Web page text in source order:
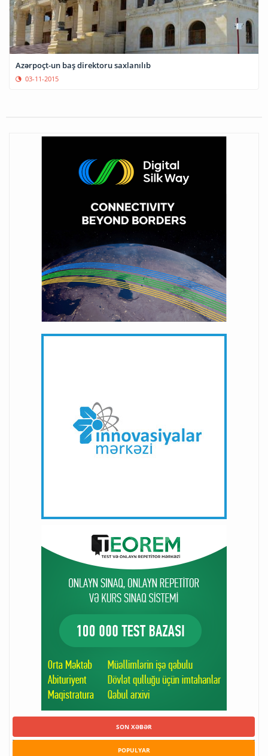
Azərpoçt-un baş direktoru saxlanılıb
03-11-2015
SON XƏBƏR
POPULYAR